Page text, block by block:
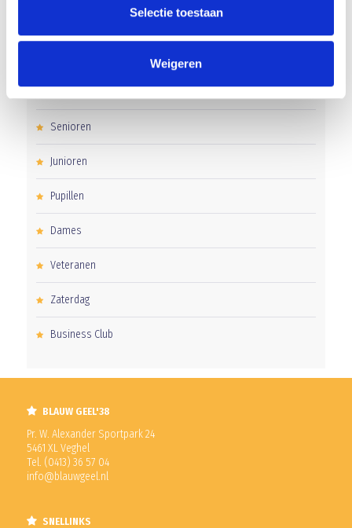
Selectie toestaan
Weigeren
Senioren
Junioren
Pupillen
Dames
Veteranen
Zaterdag
Business Club
BLAUW GEEL'38
Pr. W. Alexander Sportpark 24
5461 XL Veghel
Tel. (0413) 36 57 04
info@blauwgeel.nl
SNELLINKS